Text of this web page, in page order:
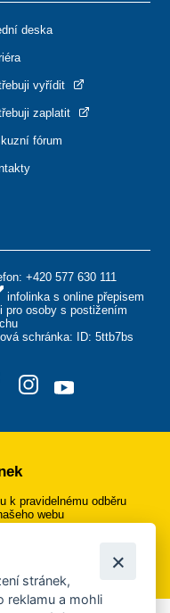
+420 577 630 111
infolinka s online přepisem
pro osoby s postižením
schránka: ID: 5ttb7bs
deska
vyřídit
zaplatit
fórum
k pravidelnému odběru
webu
stránek,
reklamu a mohli